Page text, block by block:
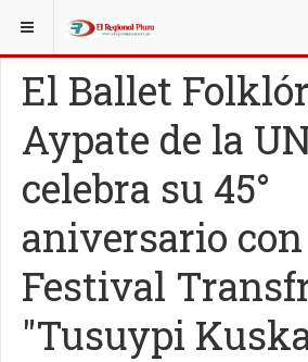
ESTÁ AQUÍ: REGIÓN PIURA
El Ballet
Aypate de la
celebra su 45°
aniversario
Festival
"Tusuypi